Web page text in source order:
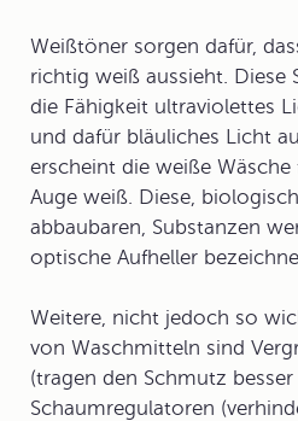
Weißtöner sorgen dafür,
richtig weiß aussieht. Diese
die Fähigkeit ultraviolettes
und dafür bläuliches Licht
erscheint die weiße
Auge weiß. Diese,
abbaubaren, Substanzen
optische Aufheller
Weitere, nicht jedoch so
von Waschmitteln sind
(tragen den Schmutz
Schaumregulatoren